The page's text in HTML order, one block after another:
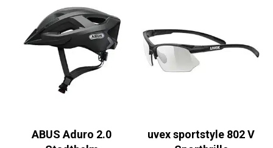
Stadthelm
Sportbrille